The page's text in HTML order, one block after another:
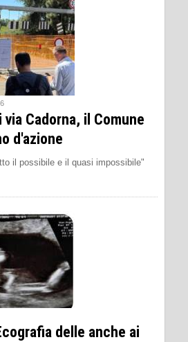
via Cadorna, il Comune
d'azione
il possibile e il quasi impossibile"
delle anche ai